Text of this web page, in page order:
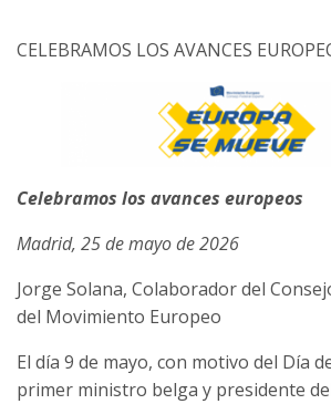
CELEBRAMOS LOS AVANCES
Celebramos los avances europeos
Madrid, 25 de mayo de 2026
Jorge Solana, Colaborador del
del Movimiento Europeo
El día 9 de mayo, con motivo del Día
primer ministro belga y presidente